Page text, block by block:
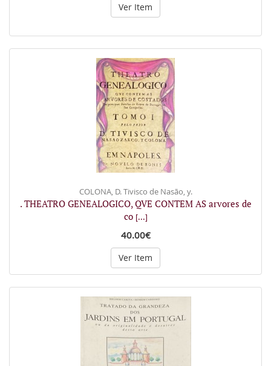
Ver Item
COLONA, D. Tivisco de Nasão, y.
. THEATRO GENEALOGICO, QVE CONTEM AS arvores de
co [...]
40.00€
Ver Item